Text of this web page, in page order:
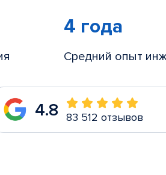
4 года
Средний опыт
4.8 83 512 отзывов